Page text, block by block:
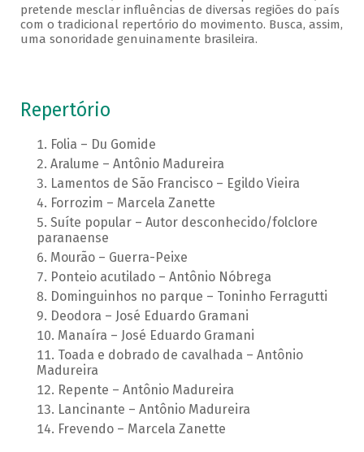
pretende mesclar influências de diversas regiões do país
com o tradicional repertório do movimento. Busca, assim,
uma sonoridade genuinamente brasileira.
Repertório
Folia – Du Gomide
Aralume – Antônio Madureira
Lamentos de São Francisco – Egildo Vieira
Forrozim – Marcela Zanette
Suíte popular – Autor desconhecido/folclore
paranaense
Mourão – Guerra-Peixe
Ponteio acutilado – Antônio Nóbrega
Dominguinhos no parque – Toninho Ferragutti
Deodora – José Eduardo Gramani
Manaíra – José Eduardo Gramani
Toada e dobrado de cavalhada – Antônio
Madureira
Repente – Antônio Madureira
Lancinante – Antônio Madureira
Frevendo – Marcela Zanette